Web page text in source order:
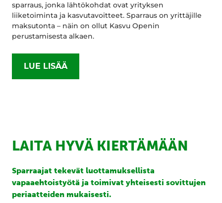
sparraus, jonka lähtökohdat ovat yrityksen
liiketoiminta ja kasvutavoitteet. Sparraus on yrittäjille
maksutonta – näin on ollut Kasvu Openin
perustamisesta alkaen.
LUE LISÄÄ
LAITA HYVÄ KIERTÄMÄÄN
Sparraajat tekevät luottamuksellista
vapaaehtoistyötä ja toimivat yhteisesti sovittujen
periaatteiden mukaisesti.